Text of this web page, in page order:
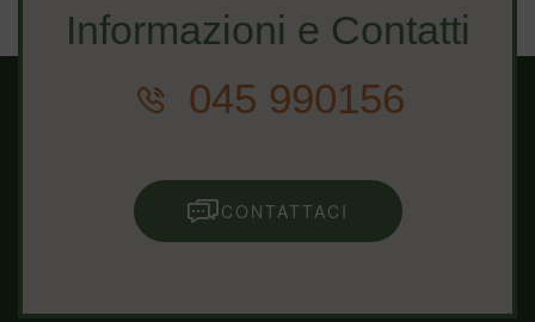
Informazioni e Contatti
045 990156
CONTATTACI